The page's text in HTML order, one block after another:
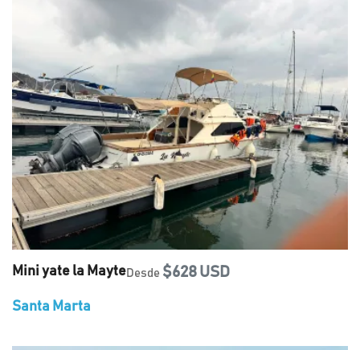
Mini yate la MayteDesde $628 USD
Santa Marta